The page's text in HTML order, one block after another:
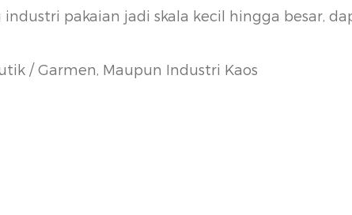
pakaian jadi skala kecil hingga besar,
/ Garmen, Maupun Industri Kaos